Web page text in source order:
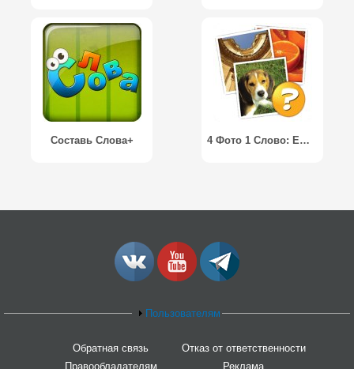
Составь Слова+ 4 Фото 1 Слово: Еще Слова
Пользователям
Обратная связь
Отказ от ответственности
Правообладателям
Реклама